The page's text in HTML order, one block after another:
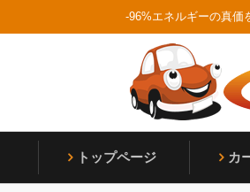
to
-96%エネルギーの真価
Home
トップページ カ